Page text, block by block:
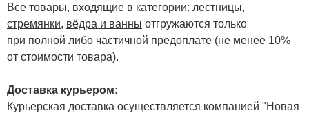
Все товары, входящие в категории: лестницы,
стремянки, вёдра и ванны отгружаются только
при полной либо частичной предоплате (не менее 10%
от стоимости товара).
Доставка курьером:
Курьерская доставка осуществляется компанией "Новая